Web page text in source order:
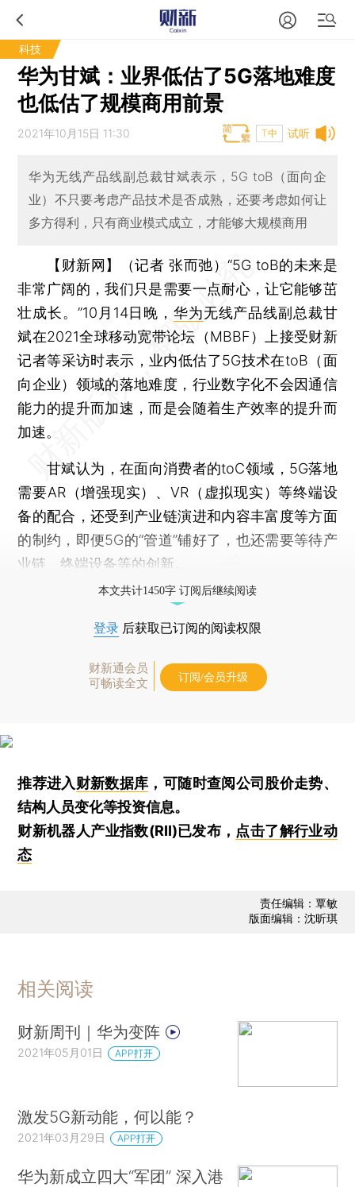
科技
华为甘斌：业界低估了5G落地难度
也低估了规模商用前景
试听
2021年10月15日 11:30 T中
华为无线产品线副总裁甘斌表示，5G toB（面向企
业）不只要考虑产品技术是否成熟，还要考虑如何让
多方得利，只有商业模式成立，才能够大规模商用
【财新网】（记者 张而弛）“5G toB的未来是
非常广阔的，我们只是需要一点耐心，让它能够茁
壮成长。”10月14日晚， 华为无线产品线副总裁甘
斌在2021全球移动宽带论坛（MBBF）上接受财新
记者等采访时表示，业内低估了5G技术在toB（面
向企业）领域的落地难度，行业数字化不会因通信
能力的提升而加速，而是会随着生产效率的提升而
加速。
甘斌认为，在面向消费者的toC领域，5G落地
需要AR（增强现实）、VR（虚拟现实）等终端设
备的配合，还受到产业链演进和内容丰富度等方面
的制约，即便5G的“管道”铺好了，也还需要等待产
业链、终端设备等的创新。
本文共计1450字 订阅后继续阅读
登录 后获取已订阅的阅读权限
财新通会员
可畅读全文
订阅/会员升级
推荐进入财新数据库 ，可随时查阅公司股价走势、
结构人员变化等投资信息。
财新机器人产业指数(RII)已发布， 点击了解行业动
态
责任编辑：覃敏
版面编辑：沈昕琪
相关阅读
财新周刊｜华为变阵
2021年05月01日 APP打开
激发5G新动能，何以能？
2021年03月29日 APP打开
华为新成立四大“军团” 深入港